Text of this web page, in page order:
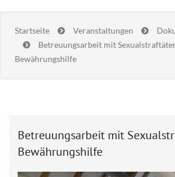
Startseite Veranstaltungen
Betreuungsarbeit mit
Bewährungshilfe
Betreuungsarbeit mit
Bewährungshilfe